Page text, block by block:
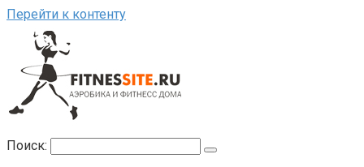
Перейти к контенту
Поиск: